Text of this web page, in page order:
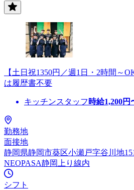
【土日祝1350円／週1日・2時間～
は履歴書不要
キッチンスタッフ 時給1,200円
勤務地
面接地
静岡県静岡市葵区小瀬戸字谷川地
NEOPASA静岡上り線内
シフト